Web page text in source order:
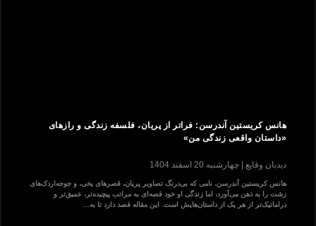
هانس کریستین آندرسن: فراتر از پریان، فلسفه زندگی و رازهای
«داستان واقعی زندگی من»
دیدبان وقایع چهارشنبه 20 اسفند 1404
هانس کریستین آندرسن، نامی که بی‌درنگ تصاویر پریان، قصرهای یخی، و جوجه‌اردک‌های
زشت را به ذهن می‌آورد، اما زندگی او خود قصه‌ای به مراتب پیچیده‌تر، عمیق‌تر و
دراماتیک‌تر از هر یک از داستان‌هایش است. این مقاله قصد دارد تا به…